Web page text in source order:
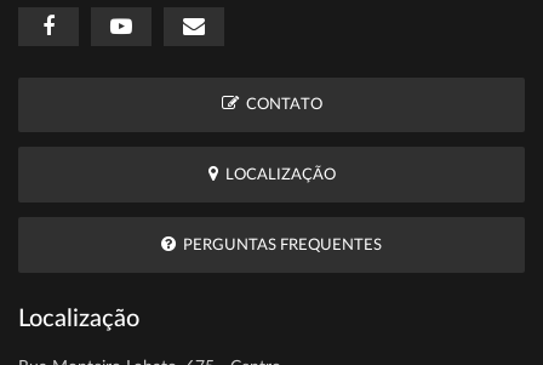
CONTATO
LOCALIZAÇÃO
PERGUNTAS FREQUENTES
Localização